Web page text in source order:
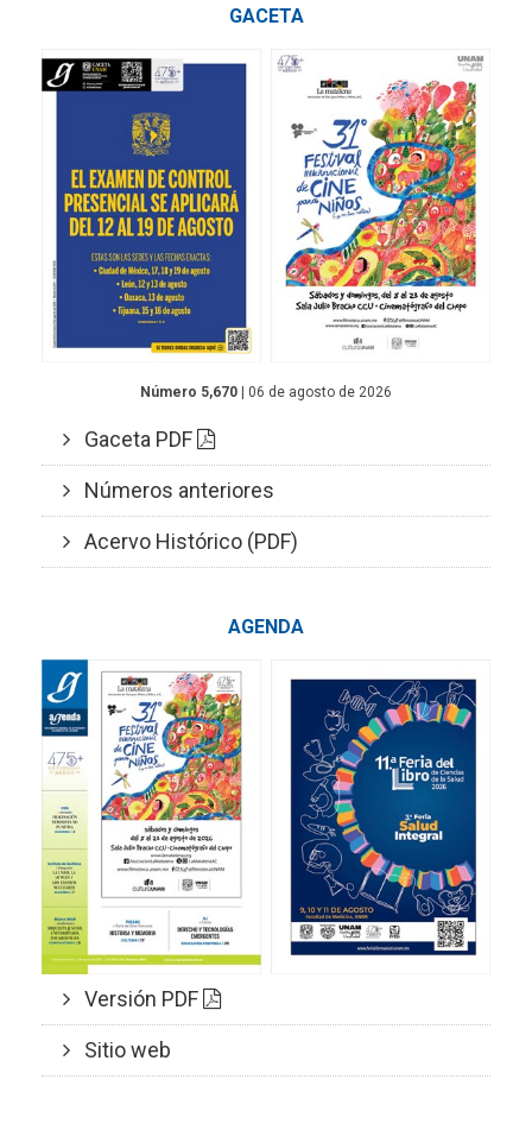
GACETA
Número 5,670 | 06 de agosto de 2026
Gaceta PDF
Números anteriores
Acervo Histórico (PDF)
AGENDA
Versión PDF
Sitio web